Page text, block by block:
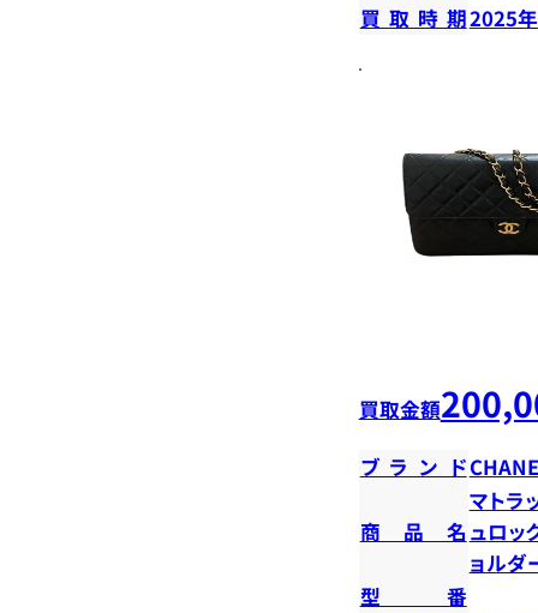
買取時期2025
買取金額
ブランド
商品名
マトラ
ュロッ
ョルダ
型番